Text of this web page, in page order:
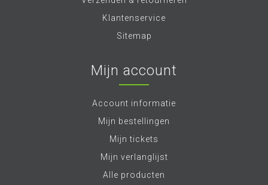
Klantenservice
Sitemap
Mijn account
Account informatie
Mijn bestellingen
Mijn tickets
Mijn verlanglijst
Alle producten